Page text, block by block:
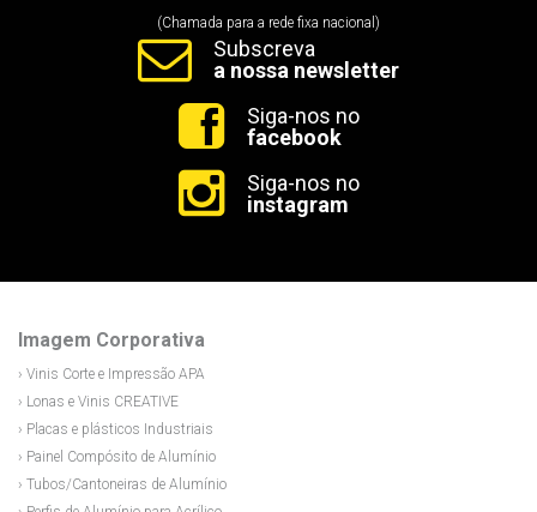
(Chamada para a rede fixa nacional)
Subscreva
a nossa newsletter
Siga-nos no
facebook
Siga-nos no
instagram
Imagem Corporativa
› Vinis Corte e Impressão APA
› Lonas e Vinis CREATIVE
› Placas e plásticos Industriais
› Painel Compósito de Alumínio
› Tubos/Cantoneiras de Alumínio